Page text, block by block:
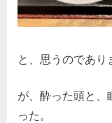
と、思うのであり
が、酔った頭と、
った。